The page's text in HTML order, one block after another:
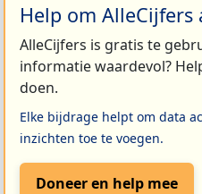
Help om
AlleCijfers is gratis te
informatie waardevol?
doen.
Elke bijdrage helpt om data
inzichten toe te voegen.
Doneer en help mee